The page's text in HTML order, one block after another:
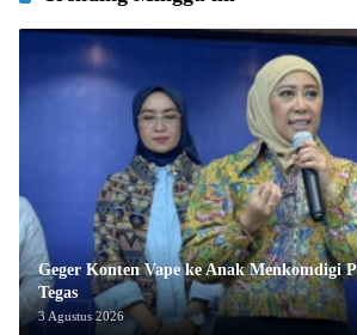
Geger Konten Vape ke Anak Menkomdigi
Tegas
3 Agustus 2026